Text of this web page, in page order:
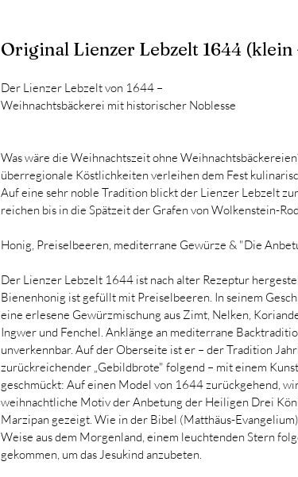
Original Lienzer Lebzelt 1644 (klein
Der Lienzer Lebzelt von 1644 –
Weihnachtsbäckerei mit historischer Noblesse
Was wäre die Weihnachtszeit ohne
überregionale Köstlichkeiten verleihen dem Fest
Auf eine sehr noble Tradition blickt der Lienzer Lebzelt
reichen bis in die Spätzeit der Grafen von Wolkenstein-
Honig, Preiselbeeren, mediterrane Gewürze & "Die
Der Lienzer Lebzelt 1644 ist nach alter Rezeptur
Bienenhonig ist gefüllt mit Preiselbeeren. In seinem
eine erlesene Gewürzmischung aus Zimt, Nelken,
Ingwer und Fenchel. Anklänge an mediterrane
unverkennbar. Auf der Oberseite ist er – der Tradition
zurückreichender „Gebildbrote" folgend – mit einem
geschmückt: Auf einen Model von 1644 zurückgehend,
weihnachtliche Motiv der Anbetung der Heiligen Drei
Marzipan gezeigt. Wie in der Bibel (Matthäus-
Weise aus dem Morgenland, einem leuchtenden Stern
gekommen, um das Jesukind anzubeten.